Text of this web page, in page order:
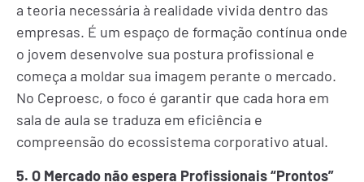
a teoria necessária à realidade vivida dentro das
empresas. É um espaço de formação contínua onde
o jovem desenvolve sua postura profissional e
começa a moldar sua imagem perante o mercado.
No Ceproesc, o foco é garantir que cada hora em
sala de aula se traduza em eficiência e
compreensão do ecossistema corporativo atual.
5. O Mercado não espera Profissionais “Prontos”